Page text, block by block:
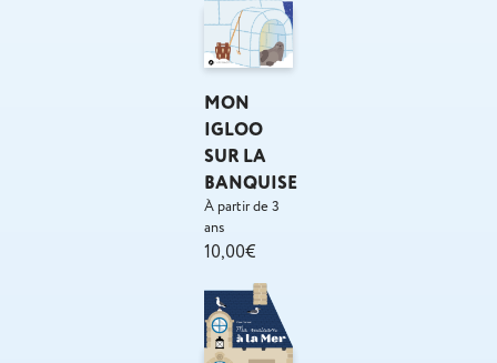
MON
IGLOO
SUR LA
BANQUISE
À partir de 3
ans
10,00€